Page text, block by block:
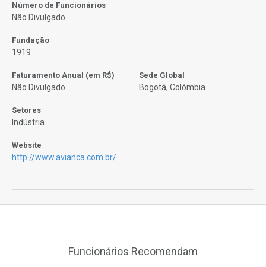
Número de Funcionários
Não Divulgado
Fundação
1919
Faturamento Anual (em R$)
Não Divulgado
Sede Global
Bogotá, Colômbia
Setores
Indústria
Website
http://www.avianca.com.br/
Funcionários Recomendam